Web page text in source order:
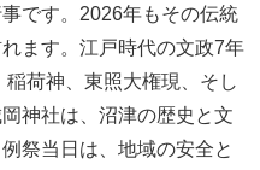
です。2026年もその伝統
ます。江戸時代の文政7年
稲荷神、東照大権現、そし
神社は、沼津の歴史と文
祭当日は、地域の安全と